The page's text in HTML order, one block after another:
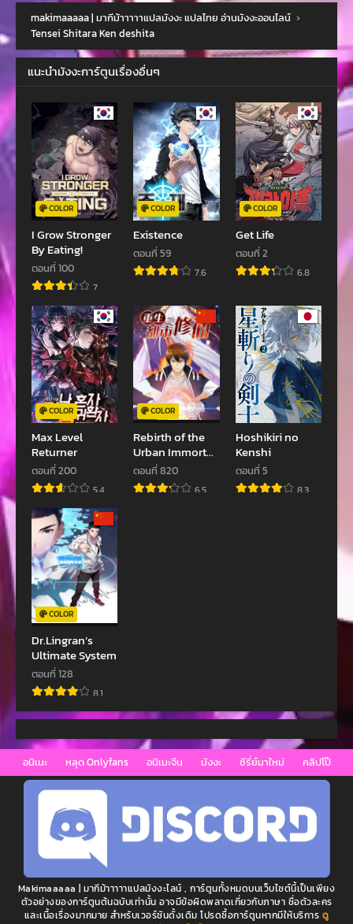
ตอนที่ 43
เมษายน 21, 2023
ตอนที่ 42.2
เมษายน 21, 2023
ตอนที่ 42.1
เมษายน 21, 2023
ตอนที่ 41
ตอนที่ 40
เมษายน 21, 2023
ตอนที่ 39
เมษายน 21, 2023
ตอนที่ 38
เมษายน 21, 2023
ตอนที่ 37
เมษายน 21, 2023
ตอนที่ 36 ตอนที่ 35
เมษายน 21, 2023
ตอนที่ 34.5
เมษายน 21, 2023 เมษายน 21, 2023
ตอนที่ 33
เมษายน 21, 2023
ตอนที่ 32
เมษายน 21, 2023
ตอนที่ 31
เมษายน 21, 2023
ตอนที่ 30
เมษายน 21, 2023
ตอนที่ 29
เมษายน 21, 2023
ตอนที่ 28
เมษายน 21, 2023
ตอนที่ 27
เมษายน 21, 2023
ตอนที่ 26
เมษายน 21, 2023
ตอนที่ 24
เมษายน 21, 2023
ตอนที่ 22
เมษายน 21, 2023
ตอนที่ 20
เมษายน 21, 2023
ตอนที่ 18
เมษายน 21, 2023
เมษายน 21, 2023 เมษายน 21, 2023
ตอนที่ 14
เมษายน 21, 2023
ตอนที่ 13
เมษายน 21, 2023
ตอนที่ 12.2
เมษายน 21, 2023
ตอนที่ 12
เมษายน 21, 2023
ตอนที่ 11.2
ตอนที่ 10.2
เมษายน 21, 2023
ตอนที่ 10
เมษายน 21, 2023
makimaaaaa | มากีม้าาาาาแปลมังงะ แปลไทย อ่านมังงะออนไลน์ ›
Tensei Shitara Ken deshita
แนะนำมังงะการ์ตูนเรื่องอื่นๆ
COLOR
I Grow Stronger
By Eating!
ตอนที่ 100
7
COLOR
Existence
ตอนที่ 59
7.6
COLOR
Get Life
ตอนที่ 2
6.8
COLOR
Max Level
Returner
ตอนที่ 200
5.4
COLOR
Rebirth of the
Urban Immortal
Cultivator
ตอนที่ 820
6.5
Hoshikiri no
Kenshi
ตอนที่ 5
8.3
COLOR
Dr.Lingran’s
Ultimate System
ตอนที่ 128
8.1
อนิเมะ หลุด Onlyfans อนิเมะจีน มังงะ ซีรี่ย์มาใหม่ คลิปโป๊
Makimaaaaa | มากีม้าาาาาแปลมังงะไลน์ , การ์ตูนทั้งหมดบนเว็บไซต์นี้เป็นเพียง
ตัวอย่างของการ์ตูนต้นฉบับเท่านั้น อาจมีข้อผิดพลาดเกี่ยวกับภาษา ชื่อตัวละคร
และเนื้อเรื่องมากมาย สำหรับเวอร์ชันดั้งเดิม โปรดซื้อการ์ตูนหากมีให้บริการ ดู